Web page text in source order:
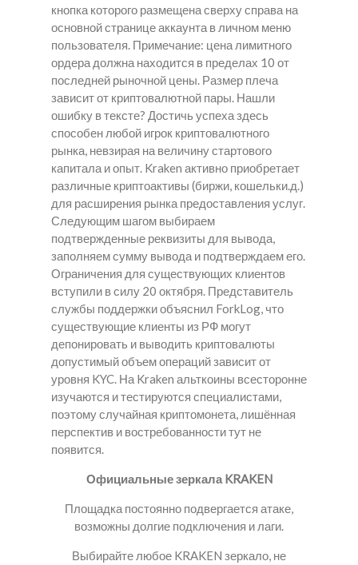
кнопка которого размещена сверху справа на
основной странице аккаунта в личном меню
пользователя. Примечание: цена лимитного
ордера должна находится в пределах 10 от
последней рыночной цены. Размер плеча
зависит от криптовалютной пары. Нашли
ошибку в тексте? Достичь успеха здесь
способен любой игрок криптовалютного
рынка, невзирая на величину стартового
капитала и опыт. Kraken активно приобретает
различные криптоактивы (биржи, кошельки.д.)
для расширения рынка предоставления услуг.
Следующим шагом выбираем
подтвержденные реквизиты для вывода,
заполняем сумму вывода и подтверждаем его.
Ограничения для существующих клиентов
вступили в силу 20 октября. Представитель
службы поддержки объяснил ForkLog, что
существующие клиенты из РФ могут
депонировать и выводить криптовалюты
допустимый объем операций зависит от
уровня KYC. На Kraken альткоины всесторонне
изучаются и тестируются специалистами,
поэтому случайная криптомонета, лишённая
перспектив и востребованности тут не
появится.
Официальные зеркала KRAKEN
Площадка постоянно подвергается атаке,
возможны долгие подключения и лаги.
Выбирайте любое KRAKEN зеркало, не